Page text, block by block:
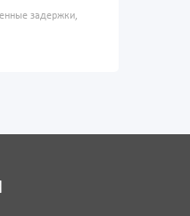
задержки,